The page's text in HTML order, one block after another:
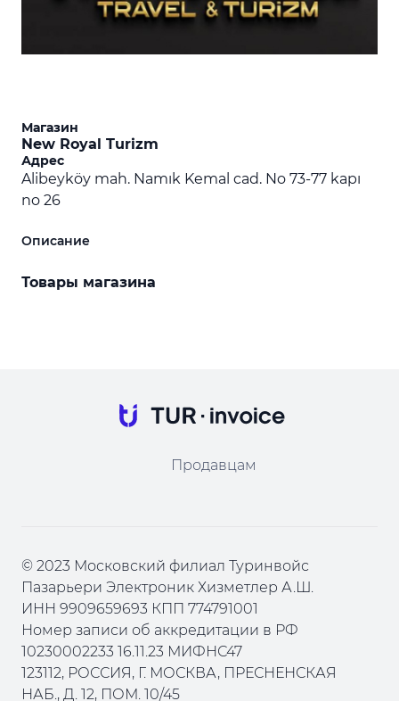
Магазин
New Royal Turizm
Адрес
Alibeyköy mah. Namık Kemal cad. No 73-77 kapı
no 26
Описание
Товары магазина
Продавцам
© 2023 Московский филиал Туринвойс
Пазарьери Электроник Хизметлер А.Ш.
ИНН 9909659693 КПП 774791001
Номер записи об аккредитации в РФ
10230002233 16.11.23 МИФНС47
123112, РОССИЯ, Г. МОСКВА, ПРЕСНЕНСКАЯ
НАБ., Д. 12, ПОМ. 10/45